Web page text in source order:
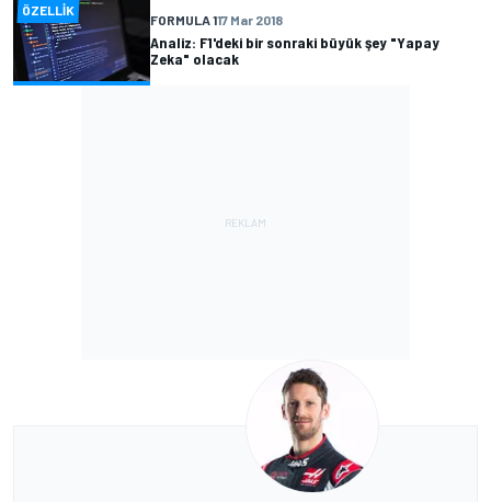
ÖZELLIK
FORMULA 117 Mar 2018
Analiz: F1'deki bir sonraki büyük şey "Yapay
Zeka" olacak